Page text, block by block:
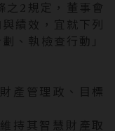
之2規定，董事會
績效，宜就下列
、執檢查行動」
產管理政、目標
持其智慧財產取